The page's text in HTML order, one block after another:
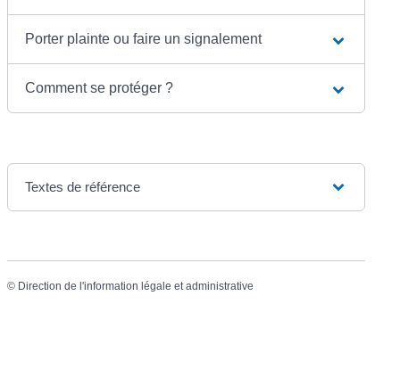
Porter plainte ou faire un signalement
Comment se protéger ?
Textes de référence
© Direction de l'information légale et administrative